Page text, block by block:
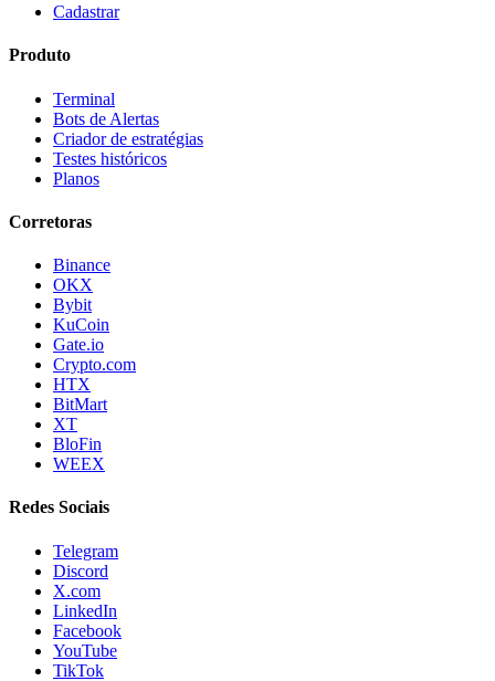
Cadastrar
Produto
Terminal
Bots de Alertas
Criador de estratégias
Testes históricos
Planos
Corretoras
Binance
OKX
Bybit
KuCoin
Gate.io
Crypto.com
HTX
BitMart
XT
BloFin
WEEX
Redes Sociais
Telegram
Discord
X.com
LinkedIn
Facebook
YouTube
TikTok